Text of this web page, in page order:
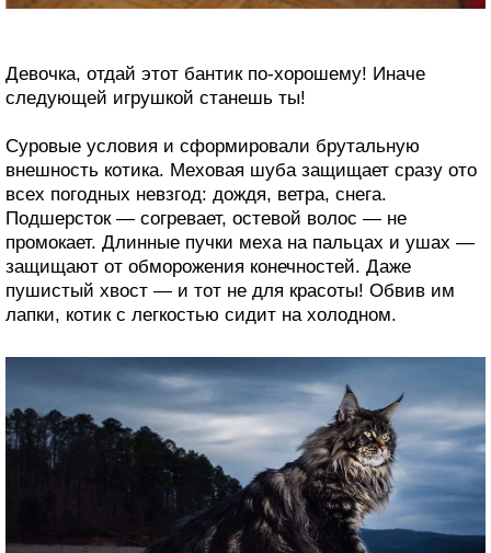
Девочка, отдай этот бантик по-хорошему! Иначе
следующей игрушкой станешь ты!
Суровые условия и сформировали брутальную
внешность котика. Меховая шуба защищает сразу ото
всех погодных невзгод: дождя, ветра, снега.
Подшерсток — согревает, остевой волос — не
промокает. Длинные пучки меха на пальцах и ушах —
защищают от обморожения конечностей. Даже
пушистый хвост — и тот не для красоты! Обвив им
лапки, котик с легкостью сидит на холодном.